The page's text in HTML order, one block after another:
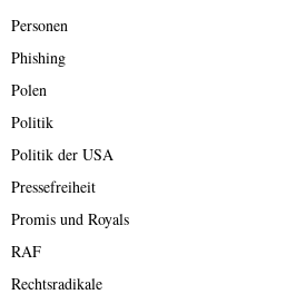
Personen
Phishing
Polen
Politik
Politik der USA
Pressefreiheit
Promis und Royals
RAF
Rechtsradikale